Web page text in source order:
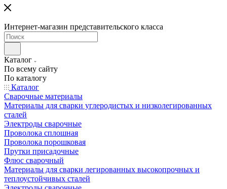
Интернет-магазин представительского класса
Каталог
По всему сайту
По каталогу
Каталог
Сварочные материалы
Материалы для сварки углеродистых и низколегированных
сталей
Электроды сварочные
Проволока сплошная
Проволока порошковая
Прутки присадочные
Флюс сварочный
Материалы для сварки легированных высокопрочных и
теплоустойчивых сталей